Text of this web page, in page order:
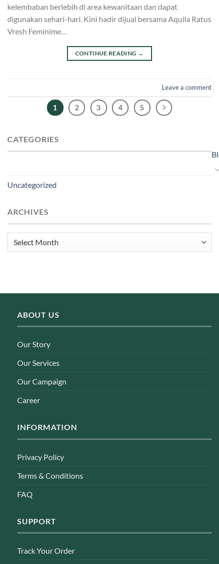
kelembaban berlebih di area kewanitaan dan dapat
digunakan sehari-hari. Kini hadir dijual bersama Aquila Ratus
Vresh Feminime…
CONTINUE READING →
Leave a comment
1 2 3 4 5
CATEGORIES
Uncategorized
ARCHIVES
Archives
ABOUT US
Our Story
Our Services
Our Campaign
Career
INFORMATION
Privacy Policy
Terms & Conditions
FAQ
SUPPORT
Track Your Order